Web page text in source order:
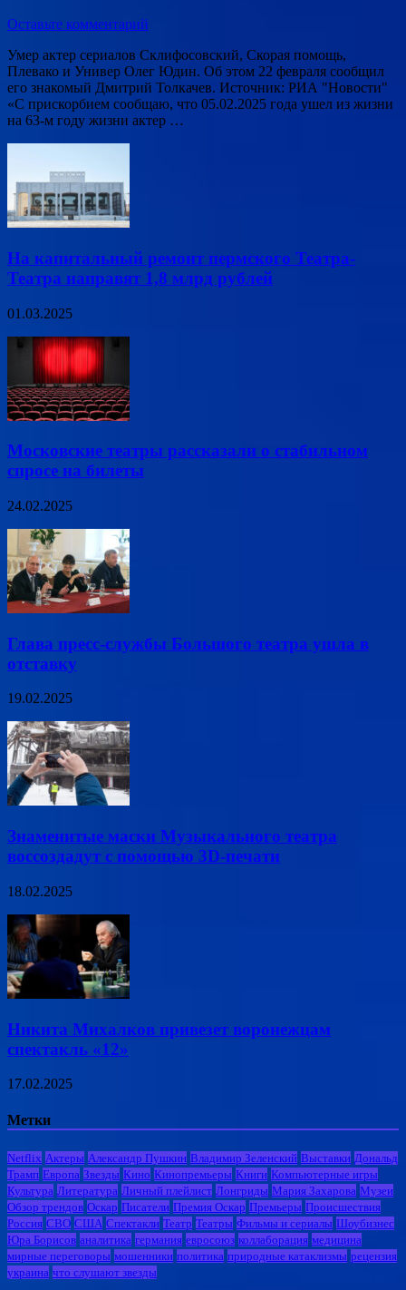
Оставьте комментарий
Умер актер сериалов Склифосовский, Скорая помощь,
Плевако и Универ Олег Юдин. Об этом 22 февраля сообщил
его знакомый Дмитрий Толкачев. Источник: РИА "Новости"
«С прискорбием сообщаю, что 05.02.2025 года ушел из жизни
на 63-м году жизни актер …
На капитальный ремонт пермского Театра-
Театра направят 1,8 млрд рублей
01.03.2025
Московские театры рассказали о стабильном
спросе на билеты
24.02.2025
Глава пресс-службы Большого театра ушла в
отставку
19.02.2025
Знаменитые маски Музыкального театра
воссоздадут с помощью 3D-печати
18.02.2025
Никита Михалков привезет воронежцам
спектакль «12»
17.02.2025
Метки
Netflix Актеры Александр Пушкин Владимир Зеленский Выставки Дональд
Трамп Европа Звезды Кино Кинопремьеры Книги Компьютерные игры
Культура Литература Личный плейлист Лонгриды Мария Захарова Музеи
Обзор трендов Оскар Писатели Премия Оскар Премьеры Происшествия
Россия СВО США Спектакли Театр Театры Фильмы и сериалы Шоубизнес
Юра Борисов аналитика германия евросоюз коллаборация медицина
мирные переговоры мошенники политика природные катаклизмы рецензия
украина что слушают звезды